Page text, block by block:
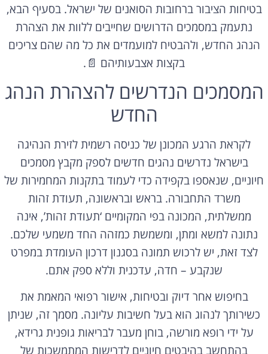
בטיחות הציבור ברחובות הסואנים של ישראל. בסעיף הבא,
נתעמק במסמכים הדרושים שחייבים ללוות את הצהרת
הנהג החדש, ולהבטיח למועמדים את כל מה שהם צריכים
בקצות אצבעותיהם 📄.
המסמכים הנדרשים להצהרת הנהג
החדש
לקראת הרגע המכונן של כניסה רשמית לזירת הנהיגה
בישראל נדרשים נהגים חדשים לספק מקבץ מסמכים
חיוניים, שנאספו בקפידה כדי לעמוד בתקנות המחמירות של
משרד התחבורה. בראש ובראשונה, תעודת זהות
ממשלתית, המכונה בפי המקומיים ‘תעודת זהות’, אינה
נתונה למשא ומתן, ומשמשת כמזהה החד משמעי שלכם.
לצד זאת, יש לרכוש תמונה בסגנון דרכון העומדת במפרט
שנקבע – חדה, עדכנית וללא ספק אתם.
בחיפוש אחר דיוק ובטיחות, אישור רפואי המאמת את
כשירותך לנהוג הוא בעל חשיבות עליונה. מסמך זה, שניתן
על ידי רופא מורשה, בוחן מעבר לבריאות גופנית גרידא,
בהתחשב בהיבטים חיוניים לדרישות המתמשכות של